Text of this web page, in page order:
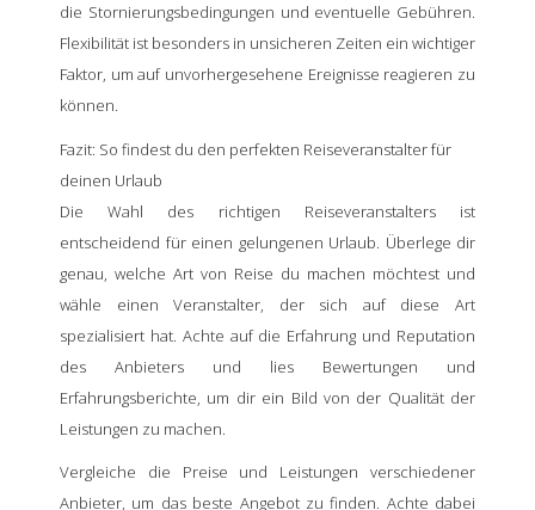
die Stornierungsbedingungen und eventuelle Gebühren.
Flexibilität ist besonders in unsicheren Zeiten ein wichtiger
Faktor, um auf unvorhergesehene Ereignisse reagieren zu
können.
Fazit: So findest du den perfekten Reiseveranstalter für
deinen Urlaub
Die Wahl des richtigen Reiseveranstalters ist
entscheidend für einen gelungenen Urlaub. Überlege dir
genau, welche Art von Reise du machen möchtest und
wähle einen Veranstalter, der sich auf diese Art
spezialisiert hat. Achte auf die Erfahrung und Reputation
des Anbieters und lies Bewertungen und
Erfahrungsberichte, um dir ein Bild von der Qualität der
Leistungen zu machen.
Vergleiche die Preise und Leistungen verschiedener
Anbieter, um das beste Angebot zu finden. Achte dabei